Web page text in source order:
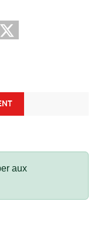
aux